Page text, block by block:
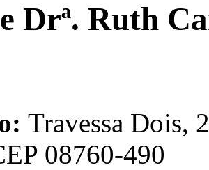
Drª. Ruth
Travessa Dois,
08760-490